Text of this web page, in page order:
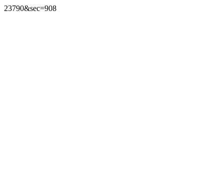
23790&sec=908